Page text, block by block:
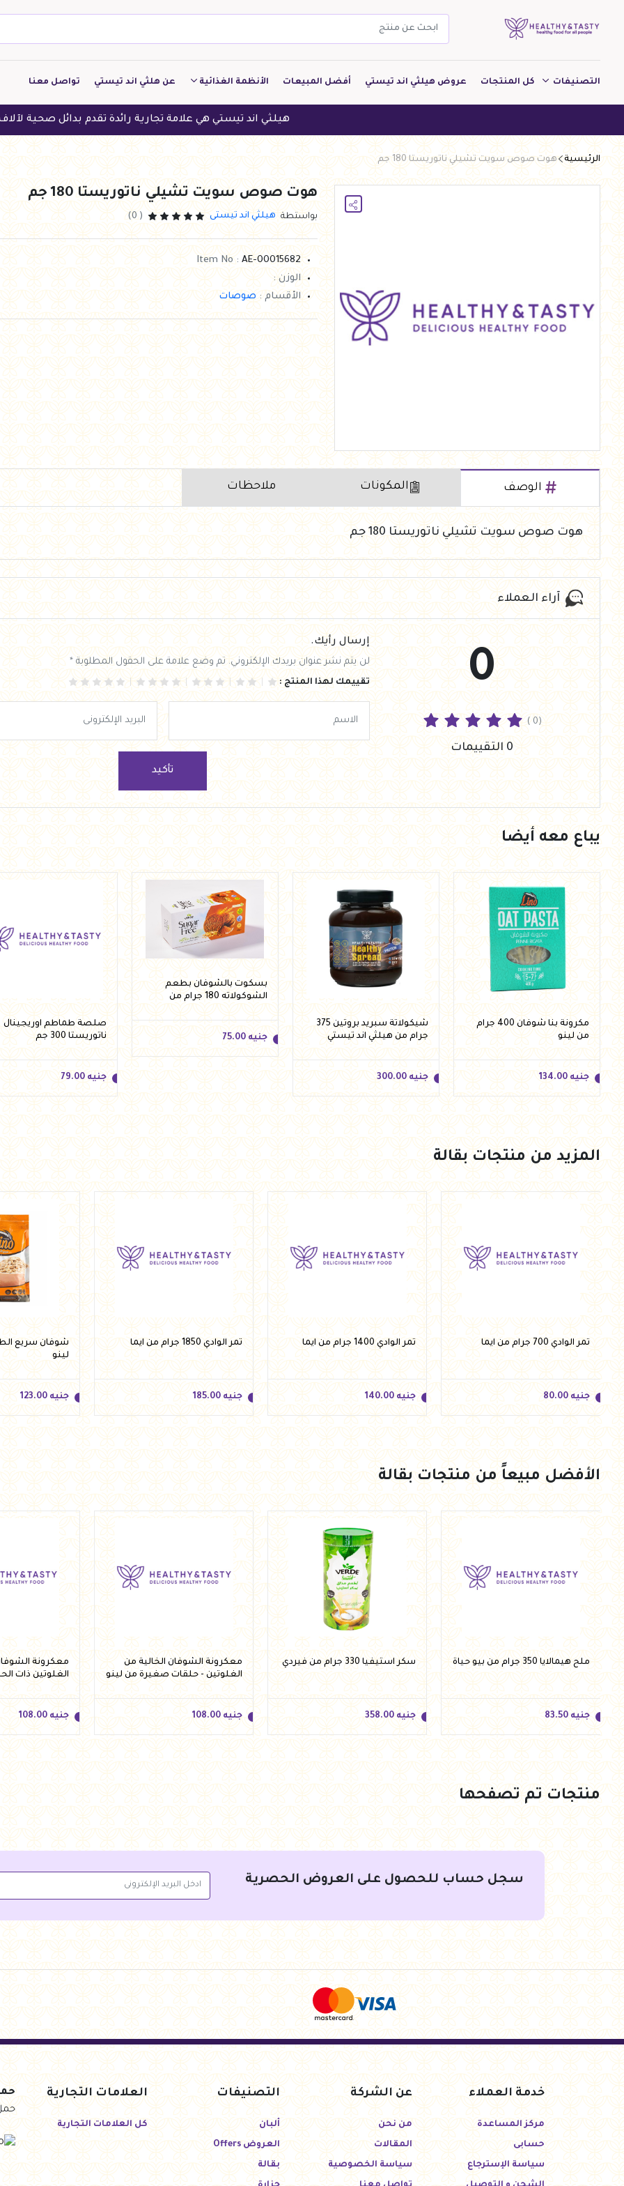
التصنيفات
مخبوزات
معجنات Pastry
العروض Offers
كل المنتجات عروض هيلثي اند تيستي أفضل المبيعات الأنظمة الغذائية
منخفض الكربوهيدرات
منخفض البروتين
النباتين
النظام النباتي
عن هلثي اند تيستي تواصل معنا
هيلثي اند تيستي هي علامة تجارية رائدة تقدم بدائل صحية لآلاف العملاء في
الرئيسية هوت صوص سويت تشيلي ناتوريستا 180 جم
هوت صوص سويت تشيلي ناتوريستا 180 جم
بواستطة هيلثي اند تيستى ( 0)
Item No : AE-00015682
الوزن :
الأقسام :صوصات
الوصف المكونات ملاحظات
هوت صوص سويت تشيلي ناتوريستا 180 جم
آراء العملاء
0
( 0)
0 التقييمات
إرسال رأيك.
لن يتم نشر عنوان بريدك الإلكتروني. تم وضع علامة على الحقول المطلوبة *
تقييمك لهذا المنتج :
تأكيد
يباع معه أيضا
مكرونة بنا شوفان 400 جرام
من لينو
جنيه 134.00
جنيه 134.00
شيكولاتة سبريد بروتين 375
جرام من هيلثي اند تيستي
جنيه 300.00
جنيه 300.00
بسكوت بالشوفان بطعم
الشوكولاته 180 جرام من
فيردي
جنيه 75.00
جنيه 75.00
أضف للسلة
صلصة طماطم اوريجينال
ناتوريستا 300 جم
جنيه 79.00
جنيه 79.00
أضف للسلة
المزيد من منتجات بقالة
تمر الوادي 700 جرام من ايما
جنيه 80.00
جنيه 80.00
تمر الوادي 1400 جرام من ايما
جنيه 140.00
جنيه 140.00
أضف للسلة
تمر الوادي 1850 جرام من ايما
جنيه 185.00
جنيه 185.00
لينو
جنيه 123.00
جنيه 123.00
الأفضل مبيعاً من منتجات بقالة
ملح هيمالايا 350 جرام من بيو حياة
جنيه 83.50
جنيه 83.50
أضف للسلة
سكر استيفيا 330 جرام من فيردي
جنيه 358.00
جنيه 358.00
أضف للسلة
معكرونة الشوفان الخالية من
الغلوتين - حلقات صغيرة من لينو
250 جرام
جنيه 108.00
جنيه 108.00
أضف للسلة
معكرونة
الغلوتين ذات
لينو 250 جرام
جنيه 108.00
جنيه 108.00
منتجات تم تصفحها
سجل حساب للحصول على العروض الحصرية
خدمة العملاء
مركز المساعدة
حسابى
سياسة الإسترجاع
عن الشركة
من نحن
المقالات
سياسة الخصوصية
التصنيفات
ألبان
العروض Offers
بقالة
العلامات التجارية
كل العلامات التجارية